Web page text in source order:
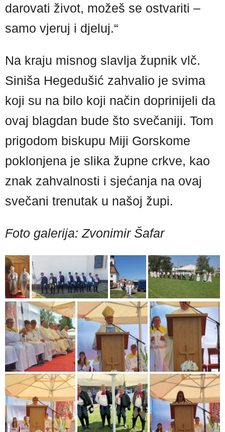
darovati život, možeš se ostvariti –
samo vjeruj i djeluj.“
Na kraju misnog slavlja župnik vlč.
Siniša Hegedušić zahvalio je svima
koji su na bilo koji način doprinijeli da
ovaj blagdan bude što svečaniji. Tom
prigodom biskupu Miji Gorskome
poklonjena je slika župne crkve, kao
znak zahvalnosti i sjećanja na ovaj
svečani trenutak u našoj župi.
Foto galerija: Zvonimir Šafar